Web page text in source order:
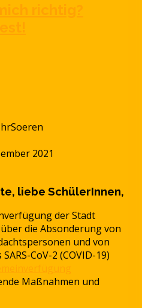
2021
liebe SchülerInnen,
der Stadt
die Absonderung von
und von
CoV-2 (COVID-19)
Maßnahmen und